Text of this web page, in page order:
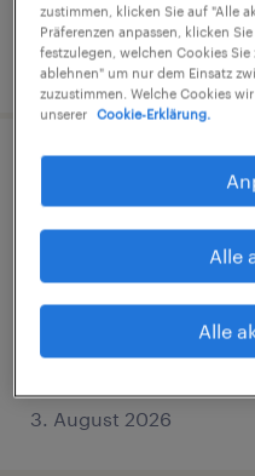
3. August 2026
Staplerfahrer (m/
Ransbach-
€15,69 - €15,77 pro
Industrie und
3. August 2026
zustimmen, klicken Sie auf "Alle
Präferenzen anpassen, klicken
festzulegen, welchen Cookies
ablehnen" um nur dem Einsatz
zuzustimmen. Welche Cookies
unserer
Cookie-Erklärung.
Alle
Alle